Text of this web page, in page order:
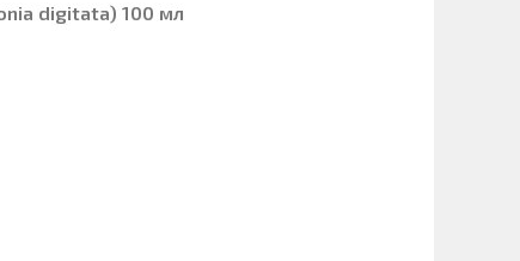
digitata) 100 мл